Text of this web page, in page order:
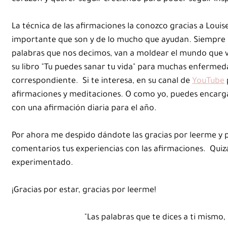
La técnica de las afirmaciones la conozco gracias a
importante que son y de lo mucho que ayudan.
palabras que nos decimos, van a moldear el mundo que
su libro "Tu puedes sanar tu vida" para muchas
correspondiente.  Si te interesa, en su canal de YouTube
afirmaciones y meditaciones. O como yo, puedes
con una afirmación diaria para el año.
Por ahora me despido dándote las gracias por leerme y
comentarios tus experiencias con las afirmaciones.
experimentado.
¡Gracias por estar, gracias por leerme!
"Las palabras que te dices a ti